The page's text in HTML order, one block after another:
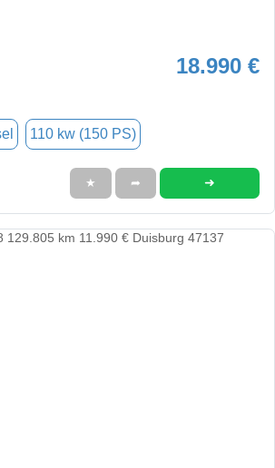
18.990 €
110 kw (150 PS)
★ ➦ ➜